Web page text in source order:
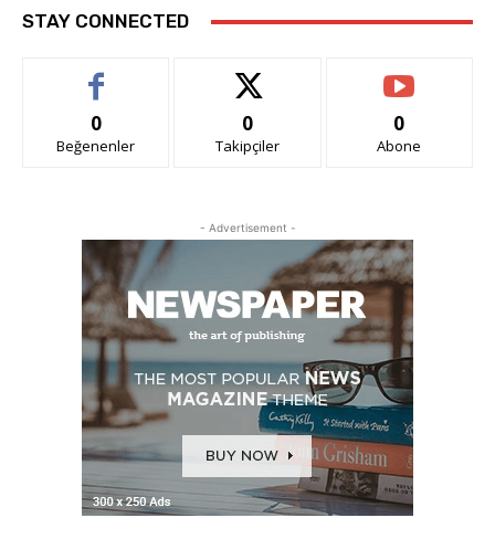
STAY CONNECTED
0
Beğenenler
0
Takipçiler
0
Abone
- Advertisement -